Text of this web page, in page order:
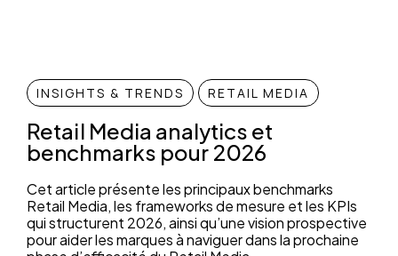
INSIGHTS & TRENDS RETAIL MEDIA
Retail Media analytics et
benchmarks pour 2026
Cet article présente les principaux benchmarks
Retail Media, les frameworks de mesure et les KPIs
qui structurent 2026, ainsi qu’une vision prospective
pour aider les marques à naviguer dans la prochaine